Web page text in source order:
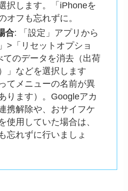
択します。「iPhoneを
オフも忘れずに。
合: 「設定」アプリから
>「リセットオプショ
てのデータを消去（出荷
」などを選択します
てメニューの名前が異
ります）。Googleアカ
携解除や、おサイフケ
使用していた場合は、
忘れずに行いましょ